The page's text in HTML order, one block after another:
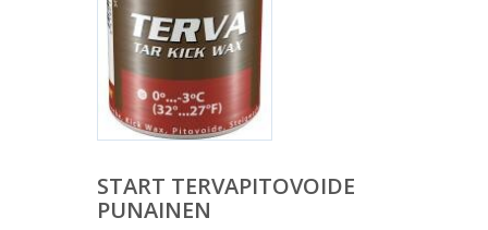
START TERVAPITOVOIDE
PUNAINEN